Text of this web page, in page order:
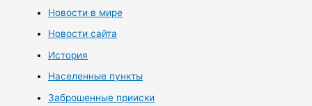
Новости в мире
Новости сайта
История
Населенные пункты
Заброшенные прииски